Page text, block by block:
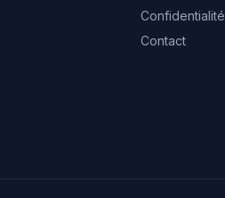
Confidentialité
Contact